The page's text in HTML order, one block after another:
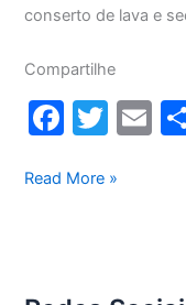
conserto de lava e
Compartilhe
F
c
o
T
itt
E
Conserto
Read More »